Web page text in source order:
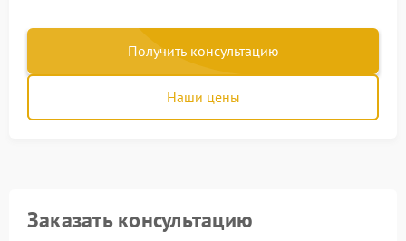
Получить консультацию
Наши цены
Заказать консультацию